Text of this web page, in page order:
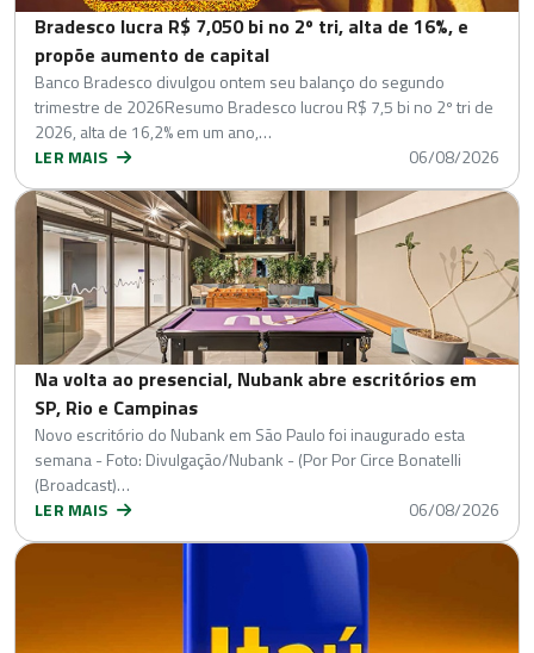
Bradesco lucra R$ 7,050 bi no 2º tri, alta de 16%, e
propõe aumento de capital
Banco Bradesco divulgou ontem seu balanço do segundo
trimestre de 2026Resumo Bradesco lucrou R$ 7,5 bi no 2º tri de
2026, alta de 16,2% em um ano,…
LER MAIS
06/08/2026
Na volta ao presencial, Nubank abre escritórios em
SP, Rio e Campinas
Novo escritório do Nubank em São Paulo foi inaugurado esta
semana - Foto: Divulgação/Nubank - (Por Por Circe Bonatelli
(Broadcast)…
LER MAIS
06/08/2026